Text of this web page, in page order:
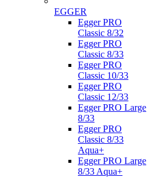
EGGER
Egger PRO
Classic 8/32
Egger PRO
Classic 8/33
Egger PRO
Classic 10/33
Egger PRO
Classic 12/33
Egger PRO Large
8/33
Egger PRO
Classic 8/33
Aqua+
Egger PRO Large
8/33 Aqua+